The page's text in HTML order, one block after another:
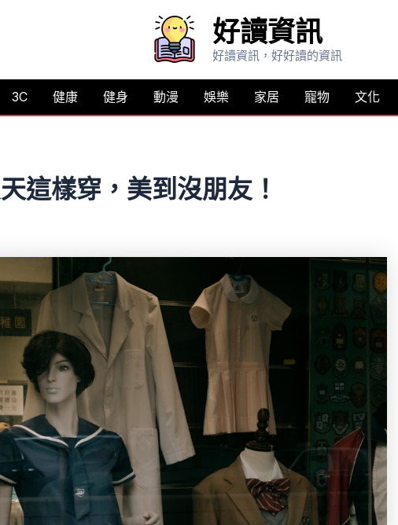
好讀資訊
好讀資訊，好好讀的資訊
3C 健康 健身 動漫 娛樂 家居 寵物 文化
這樣穿，美到沒朋友！